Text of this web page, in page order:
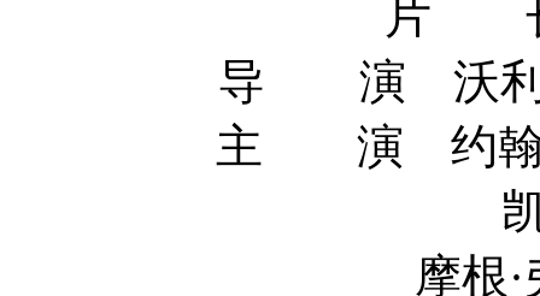
片
导 演 沃利·
主 演 约翰尼
凯特·
摩根·弗里